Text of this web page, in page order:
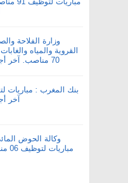
وزارة الفلاحة
القروية والمياه
70 مناصب. آخر أجل 19 غشت 2026
آخر أجل 18
وكالة الحوض